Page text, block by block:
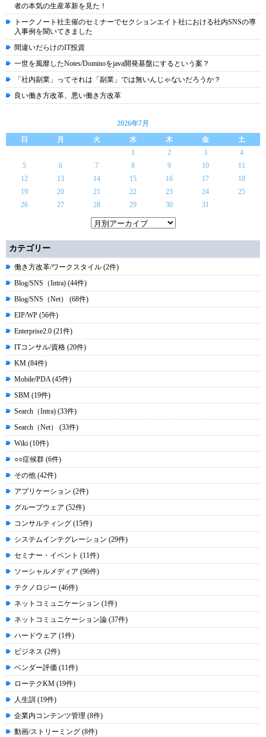
者の本気の生産革新を見た！
トークノート社主催のセミナーでセクションエイト社における社内SNSの導
入事例を聞いてきました
間違いだらけのIT投資
一世を風靡したNotes/Dominoをjava開発基盤にするという案？
「社内副業」ってそれは「副業」では無いんじゃないだろうか？
良い働き方改革、悪い働き方改革
2026年7月
日
月 火 水 木 金
土
1
2 3
4
5
6 7 8 9 10
11
12
13 14 15 16 17
18
19
20 21 22 23 24
25
26
27 28 29 30 31
カテゴリー
働き方改革/ワークスタイル (2件)
Blog/SNS（Intra) (44件)
Blog/SNS（Net） (68件)
EIP/WP (56件)
Enterprise2.0 (21件)
ITコンサル/資格 (20件)
KM (84件)
Mobile/PDA (45件)
SBM (19件)
Search（Intra) (33件)
Search（Net） (33件)
Wiki (10件)
○○症候群 (6件)
その他 (42件)
アプリケーション (2件)
グループウェア (52件)
コンサルティング (15件)
システムインテグレーション (29件)
セミナー・イベント (11件)
ソーシャルメディア (96件)
テクノロジー (46件)
ネットコミュニケーション (1件)
ネットコミュニケーション論 (37件)
ハードウェア (1件)
ビジネス (2件)
ベンダー評価 (11件)
ローテクKM (19件)
人生訓 (19件)
企業内コンテンツ管理 (8件)
動画/ストリーミング (8件)